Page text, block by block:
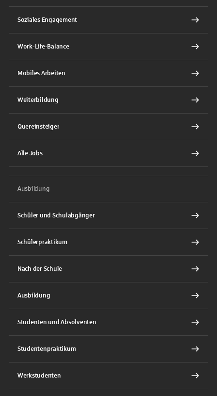
Soziales Engagement
Work-Life-Balance
Mobiles Arbeiten
Weiterbildung
Quereinsteiger
Alle Jobs
Ausbildung
Schüler und Schulabgänger
Schülerpraktikum
Nach der Schule
Ausbildung
Studenten und Absolventen
Studentenpraktikum
Werkstudenten